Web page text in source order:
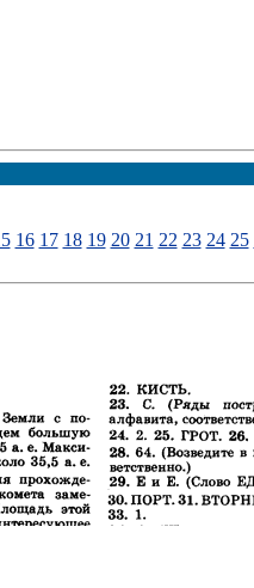
16 17 18 19 20 21 22 23 24 25